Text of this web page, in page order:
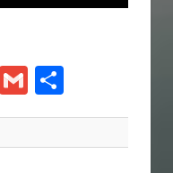
WhatsApp
Gmail